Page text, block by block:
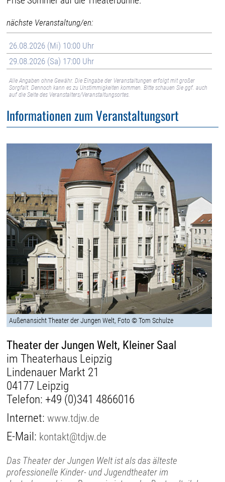
nächste Veranstaltung/en:
26.08.2026 (Mi) 10:00 Uhr
29.08.2026 (Sa) 17:00 Uhr
Alle Angaben ohne Gewähr. Die Eingabe der Veranstaltungen erfolgt mit großer
Sorgfalt. Dennoch kann es zu Unstimmigkeiten kommen. Bitte schauen Sie ggf. auch
auf die Seite des Veranstalters/Veranstaltungsortes.
Informationen zum Veranstaltungsort
Außenansicht Theater der Jungen Welt, Foto © Tom Schulze
Theater der Jungen Welt, Kleiner Saal
im Theaterhaus Leipzig
Lindenauer Markt 21
04177 Leipzig
Telefon: +49 (0)341 4866016
Internet:www.tdjw.de
E-Mail: kontakt@tdjw.de
Das Theater der Jungen Welt ist als das älteste
professionelle Kinder- und Jugendtheater im